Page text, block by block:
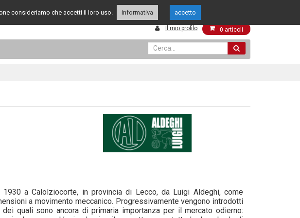
Assistenza clienti 049 8015108
349 4262144
Il mio profilo 0 articoli
1930 a Calolziocorte, in provincia di Lecco, da Luigi Aldeghi, come
a movimento meccanico. Progressivamente vengono introdotti
quali sono ancora di primaria importanza per il mercato odierno:
consideriamo che accetti il loro uso. informativa accetto